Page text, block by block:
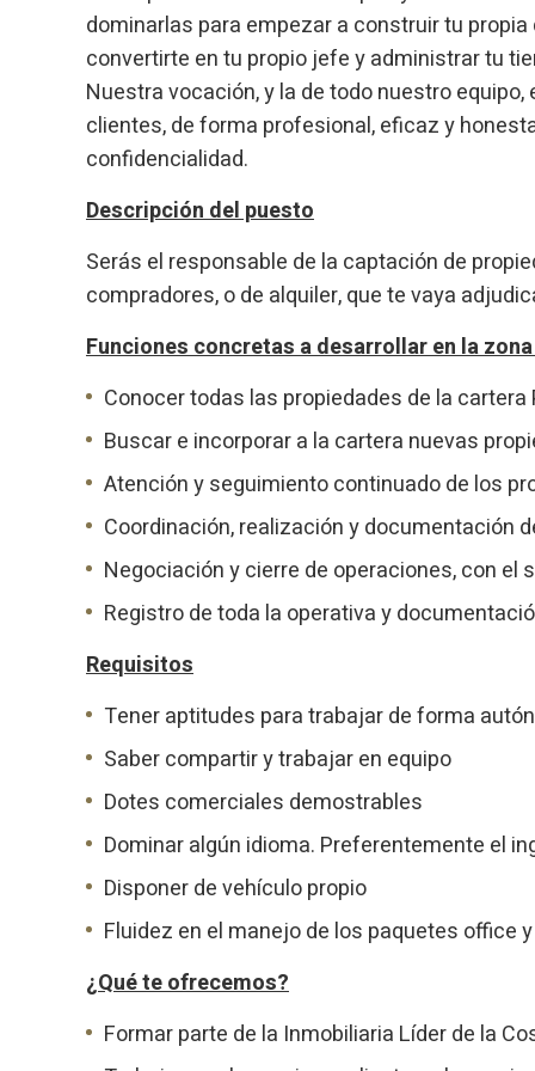
dominarlas para empezar a construir tu
convertirte en tu propio jefe y administrar tu
Nuestra vocación, y la de todo nuestro
clientes, de forma profesional, eficaz y
confidencialidad.
Descripción del puesto
Serás el responsable de la captación de
compradores, o de alquiler, que te vaya
Funciones concretas a desarrollar en la
Conocer todas las propiedades de la
Buscar e incorporar a la cartera nuevas
Atención y seguimiento continuado de los
Coordinación, realización y documentación
Negociación y cierre de operaciones, con el
Registro de toda la operativa y
Requisitos
Tener aptitudes para trabajar de forma
Saber compartir y trabajar en equipo
Dotes comerciales demostrables
Dominar algún idioma. Preferentemente el
Disponer de vehículo propio
Fluidez en el manejo de los paquetes
¿Qué te ofrecemos?
Formar parte de la Inmobiliaria Líder de la
Este
sitio
los
que
en el
usuario.